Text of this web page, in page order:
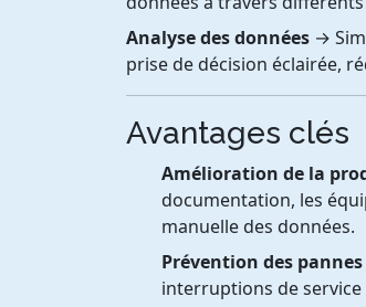
Analyse des données →
prise de décision éclairée,
Avantages clés
Amélioration de la
documentation, les
manuelle des données.
Prévention des
interruptions de